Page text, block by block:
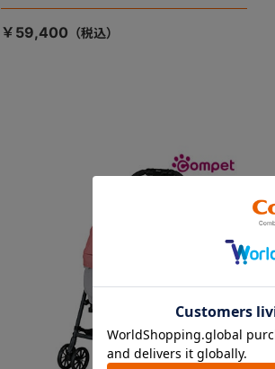
「マジカルフォールディング」搭載
￥59,400